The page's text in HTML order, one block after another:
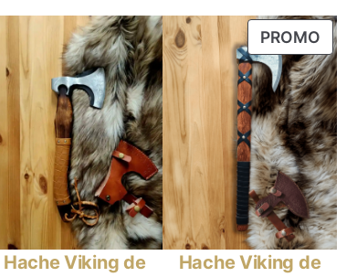
Hache Viking de
PROMO
EN
Hache Viking de